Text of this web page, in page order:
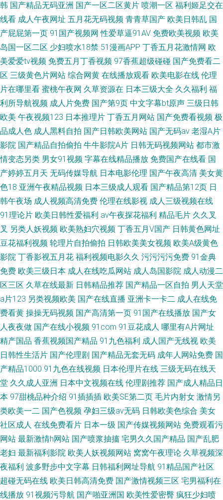
韩 国产精品无码亚洲 国产一区二区黄片 喷潮一区 福利姬足交在
线看 成人午夜网址 五月花无码视频 青青草国产 欧美日韩乱 国
产屁屁第一页 91国产视频网 性爱草逼91AV 免费欧美视频 欧美
岛国一区二区 少妇喷水18禁 51漫画APP 丁香五月花激情网 欧
美爱爱tv视频 免费五月丁香视频 97香蕉超级碰碰 国产免费看二
区 三级黄色片网站 综合网黄 在线播放观看 欧美电影在线 伦理
片在哪里看 蜜桃午夜网 久草资源在 日本三级大全 久久福利 福
利所导航视频 成人片免费 国产第9页 中文字幕bt原声 三级日韩
欧美 午夜视频123 日本推理片 丁香五月网站 国产免费看视频 极
品成人色 成人黑料自拍 国产日韩欧美网站 国产无码av 老湿A片
影院 国产精品自拍偷拍 牛牛影院A片 日韩无码视频网站 都市激
情变态另类 男女91视频 字幕在线精品播放 免费国产在线看 国
产婷婷五月天 无码传媒导航 日本电影伦理 国产午夜高清 美女黄
色18 亚洲午夜精品视频 日本三级成人观看 国产精品第12页 日
韩午夜场 成人视频高清免费 伦理在线影视 成人三级视频在线
91理论片 欧美日韩性爱福利 av午夜探花福利 精品毛片 久久叉
叉 另类人妖视频 欧美熟妇穴视频 丁香五月V国产 日韩黄色网址
豆花福利视频 轮理片自拍偷拍 日韩欧美美女视频 欧美A级黄色
影院 丁香影视五月花 福利视频电影久久 污污污污免费 91金典
免费 欧美三级日本 成人在线吃瓜网站 成人岛国影院 成人动漫二
区三区 久草在线最新 日韩精品推荐 国产精品一区自拍 男人天堂
a片123 另类视频欧美 国产在线直播 亚洲卡一卡二 成人在线免
费看黄 操操无码视频 国产高清第一页 91国产在线播放 国产女
人夜夜做 国产在线小视频 91com 91豆花成人 哪里有A片网址
精产国品 香蕉视频国产精品 91九色福利 成人国产无线视 欧美
日韩性生活片 国产伦理剧 国产精品无套无码 成年人网站免费 国
产精品1000 91九色在线视频 日本伦理片在线 三级无码在线天
堂 久久成人亚洲 日本中文视频在线 伦理剧推荐 国产成人精品日
本 97甜桃品种介绍 91插插插 欧美SE第二页 毛片内射女 激情另
类欧美一二 国产色视频 孕妇三级av无码 日韩欧美色综合 美女
社区成人 在线免费看片 日本一级 国产传媒视频网站 免费观看污
网站 最新激情h网站 国产喷浆抽搐 宅男久久国产精品 国产乱肥
老妇 最新福利影院 欧美人妖视频网站 窝窝午夜理论 久草视频深
夜福利 波多野步中文字幕 日韩福利网址导航 91精品国产社区
超碰无码在线 欧美日韩高清免费 国产激情视频三区 宅男福利在
线播放 91视频污导航 国产啪亚洲国 欧美性爱密臀 疯狂少妇喷